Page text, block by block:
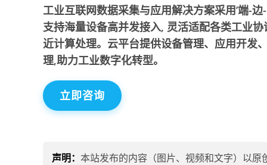
工业互联网数据采集与应用解决方案采用’端-
支持海量设备高并发接入, 灵活适配各类工业
近计算处理。云平台提供设备管理、应用开发
理,助力工业数字化转型。
立即咨询
声明： 本站发布的内容（图片、视频和文字）以